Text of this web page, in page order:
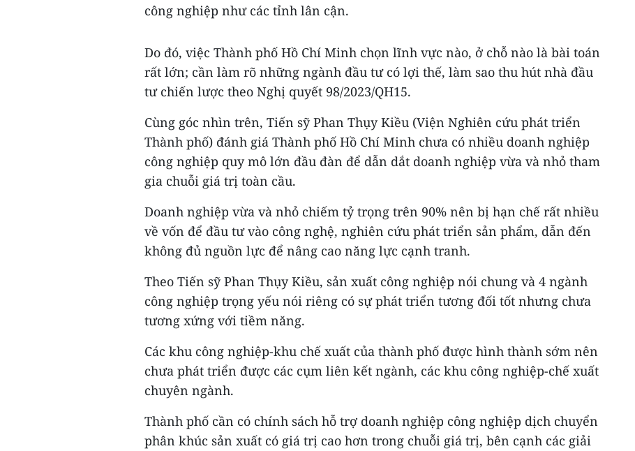
công nghiệp như các tỉnh lân cận.
Do đó, việc Thành phố Hồ Chí Minh chọn lĩnh vực nào, ở chỗ nào là bài toán
rất lớn; cần làm rõ những ngành đầu tư có lợi thế, làm sao thu hút nhà đầu
tư chiến lược theo Nghị quyết 98/2023/QH15.
Cùng góc nhìn trên, Tiến sỹ Phan Thụy Kiều (Viện Nghiên cứu phát triển
Thành phố) đánh giá Thành phố Hồ Chí Minh chưa có nhiều doanh nghiệp
công nghiệp quy mô lớn đầu đàn để dẫn dắt doanh nghiệp vừa và nhỏ tham
gia chuỗi giá trị toàn cầu.
Doanh nghiệp vừa và nhỏ chiếm tỷ trọng trên 90% nên bị hạn chế rất nhiều
về vốn để đầu tư vào công nghệ, nghiên cứu phát triển sản phẩm, dẫn đến
không đủ nguồn lực để nâng cao năng lực cạnh tranh.
Theo Tiến sỹ Phan Thụy Kiều, sản xuất công nghiệp nói chung và 4 ngành
công nghiệp trọng yếu nói riêng có sự phát triển tương đối tốt nhưng chưa
tương xứng với tiềm năng.
Các khu công nghiệp-khu chế xuất của thành phố được hình thành sớm nên
chưa phát triển được các cụm liên kết ngành, các khu công nghiệp-chế xuất
chuyên ngành.
Thành phố cần có chính sách hỗ trợ doanh nghiệp công nghiệp dịch chuyển
phân khúc sản xuất có giá trị cao hơn trong chuỗi giá trị, bên cạnh các giải